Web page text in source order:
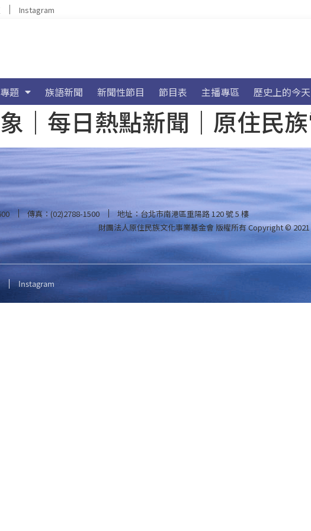
Instagram
專題 族語新聞 新聞性節目 節目表 主播專區 歷史上的今天
｜每日熱點新聞｜原住民
傳真：(02)2788-1500
地址：台北市南港區重陽路 120 號 5 樓
財團法人原住民族文化事業基金會 版權所有Copyright ©
Instagram